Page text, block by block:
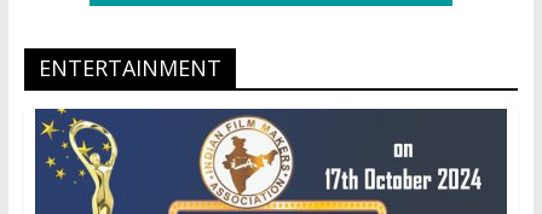
ENTERTAINMENT